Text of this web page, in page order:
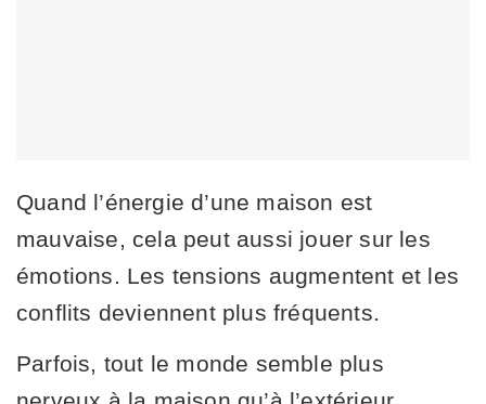
Quand l’énergie d’une maison est
mauvaise, cela peut aussi jouer sur les
émotions. Les tensions augmentent et les
conflits deviennent plus fréquents.
Parfois, tout le monde semble plus